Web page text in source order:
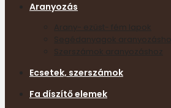
Aranyozás
Arany- ezüst- fém lapok
Segédanyagok aranyozáshoz
Szerszámok aranyozáshoz
Ecsetek, szerszámok
Fa díszítő elemek